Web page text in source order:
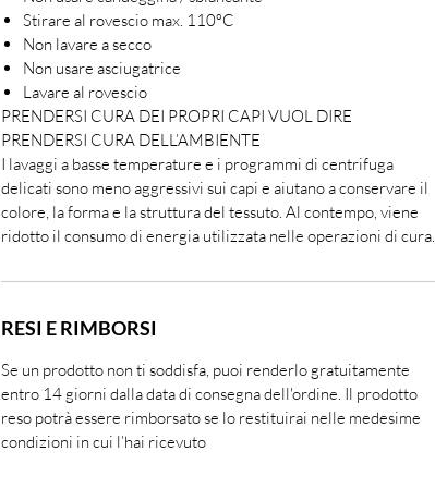
Stirare al rovescio max. 110ºC
Non lavare a secco
Non usare asciugatrice
Lavare al rovescio
PRENDERSI CURA DEI PROPRI CAPI VUOL DIRE
PRENDERSI CURA DELL’AMBIENTE
I lavaggi a basse temperature e i programmi di centrifuga
delicati sono meno aggressivi sui capi e aiutano a conservare il
colore, la forma e la struttura del tessuto. Al contempo, viene
ridotto il consumo di energia utilizzata nelle operazioni di cura.
RESI E RIMBORSI
Se un prodotto non ti soddisfa, puoi renderlo gratuitamente
entro 14 giorni dalla data di consegna dell'ordine. Il prodotto
reso potrà essere rimborsato se lo restituirai nelle medesime
condizioni in cui l’hai ricevuto